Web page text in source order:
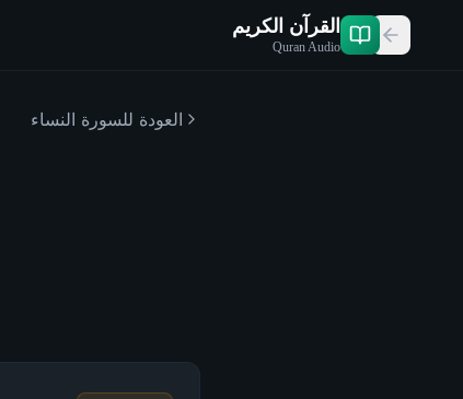
القرآن الكريم
Quran Audio
العودة للسورة النساء